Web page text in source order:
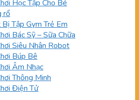
Học Tập Cho Bé
rổ
Tập Gym Trẻ Em
Bác Sỹ – Sữa Chữa
Siêu Nhân Robot
Búp Bê
Âm Nhạc
Thông Minh
Điện Tử